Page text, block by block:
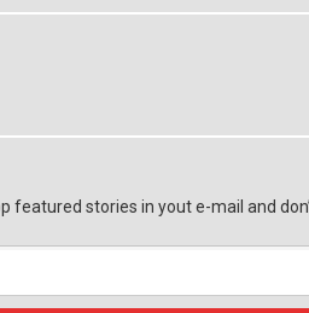
featured stories in yout e-mail and